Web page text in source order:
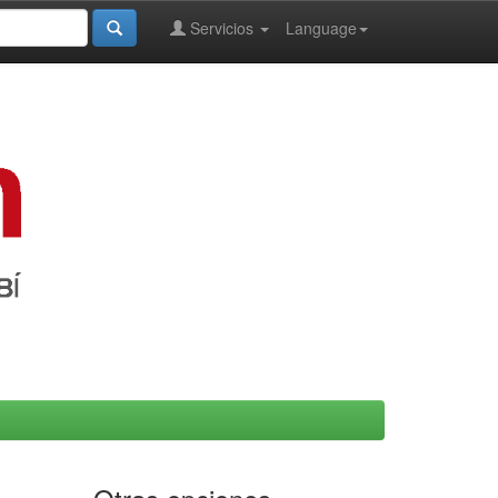
Language
Servicios